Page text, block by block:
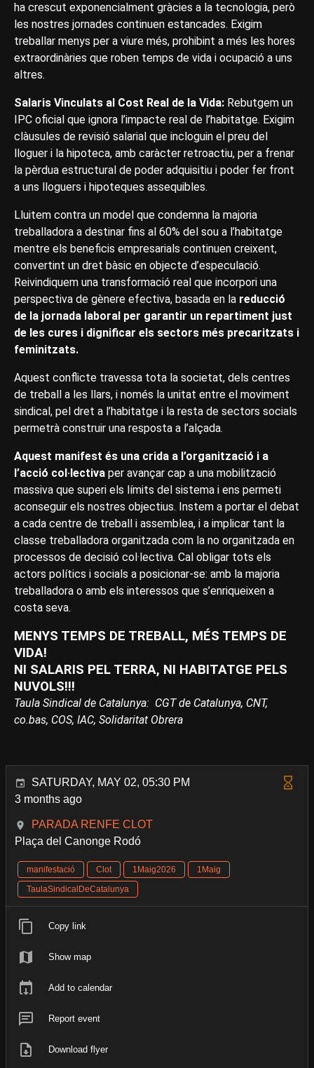
ha crescut exponencialment gràcies a la tecnologia, però
les nostres jornades continuen estancades. Exigim
treballar menys per a viure més, prohibint a més les hores
extraordinàries que roben temps de vida i ocupació a uns
altres.
Salaris Vinculats al Cost Real de la Vida: Rebutgem un
IPC oficial que ignora l’impacte real de l’habitatge. Exigim
clàusules de revisió salarial que incloguin el preu del
lloguer i la hipoteca, amb caràcter retroactiu, per a frenar
la pèrdua estructural de poder adquisitiu i poder fer front
a uns lloguers i hipoteques assequibles.
Lluitem contra un model que condemna la majoria
treballadora a destinar fins al 60% del sou a l’habitatge
mentre els beneficis empresarials continuen creixent,
convertint un dret bàsic en objecte d’especulació.
Reivindiquem una transformació real que incorpori una
perspectiva de gènere efectiva, basada en la reducció
de la jornada laboral per garantir un repartiment just
de les cures i dignificar els sectors més precaritzats i
feminitzats.
Aquest conflicte travessa tota la societat, dels centres
de treball a les llars, i només la unitat entre el moviment
sindical, pel dret a l’habitatge i la resta de sectors socials
permetrà construir una resposta a l’alçada.
Aquest manifest és una crida a l’organització i a
l’acció col·lectiva per avançar cap a una mobilització
massiva que superi els límits del sistema i ens permeti
aconseguir els nostres objectius. Instem a portar el debat
a cada centre de treball i assemblea, i a implicar tant la
classe treballadora organitzada com la no organitzada en
processos de decisió col·lectiva. Cal obligar tots els
actors polítics i socials a posicionar-se: amb la majoria
treballadora o amb els interessos que s’enriqueixen a
costa seva.
MENYS TEMPS DE TREBALL, MÉS TEMPS DE
VIDA!
NI SALARIS PEL TERRA, NI HABITATGE PELS
NUVOLS!!!
Taula Sindical de Catalunya: CGT de Catalunya, CNT,
co.bas, COS, IAC, Solidaritat Obrera
SATURDAY, MAY 02, 05:30 PM
3 months ago
PARADA RENFE CLOT
Plaça del Canonge Rodó
manifestació Clot 1Maig2026
1Maig
TaulaSindicalDeCatalunya
Copy link
Show map
Add to calendar
Report event
Download flyer